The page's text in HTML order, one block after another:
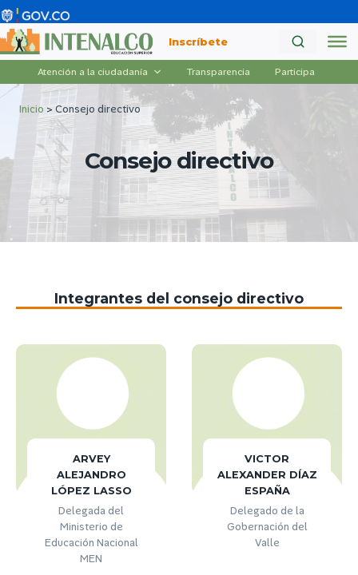
Saltar
al
contenido
Inscríbete
Atención a la ciudadanía Transparencia Participa
Inicio > Consejo directivo
Consejo directivo
Integrantes del consejo directivo
ARVEY
ALEJANDRO
LÓPEZ LASSO
Delegada del
Ministerio de
Educación Nacional
MEN
VICTOR
ALEXANDER DÍAZ
ESPAÑA
Delegado de la
Gobernación del
Valle